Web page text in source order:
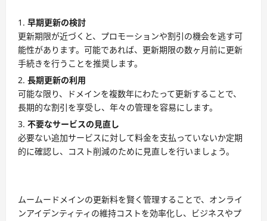
早期更新の検討
更新期限が近づくと、プロモーションや割引の機会を逃す可
能性があります。可能であれば、更新期限の数ヶ月前に更新
手続きを行うことを推奨します。
長期更新の利用
可能な限り、ドメインを複数年にわたって更新することで、
長期的な割引を享受し、年々の管理を容易にします。
不要なサービスの見直し
必要ない追加サービスに対して料金を支払っていないか定期
的に確認し、コスト削減のために見直しを行いましょう。
ムームードメインの更新料を賢く管理することで、オンライ
ンアイデンティティの維持コストを効率化し、ビジネスやプ